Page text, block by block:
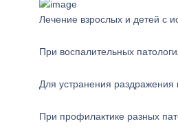
Лечение взрослых и детей с
При воспалительных
Для устранения раздражения
При профилактике разных